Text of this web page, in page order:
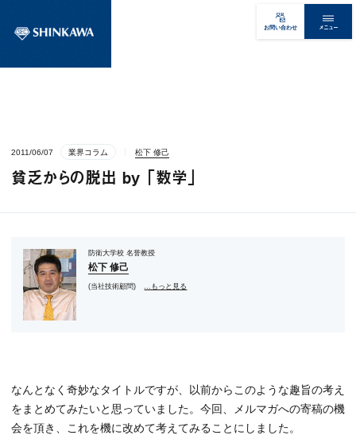
お問い合わせ メニュー
2011/06/07 業界コラム 松下 修己
貧乏からの脱出 by 「数学」
防衛大学校 名誉教授
松下 修己
(当社技術顧問) ...もっと見る
なんとなく奇妙なタイトルですが、以前からこのような趣旨の考え
をまとめてみたいと思っていました。今回、メルマガへの寄稿の機
会を頂き、これを機に改めて考えてみることにしました。